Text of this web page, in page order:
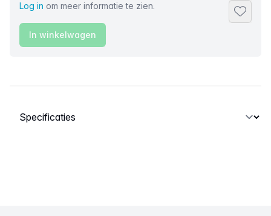
Log in om meer informatie te zien.
In winkelwagen
Selecteer een tabblad